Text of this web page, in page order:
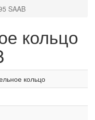
SAAB
кольцо
кольцо